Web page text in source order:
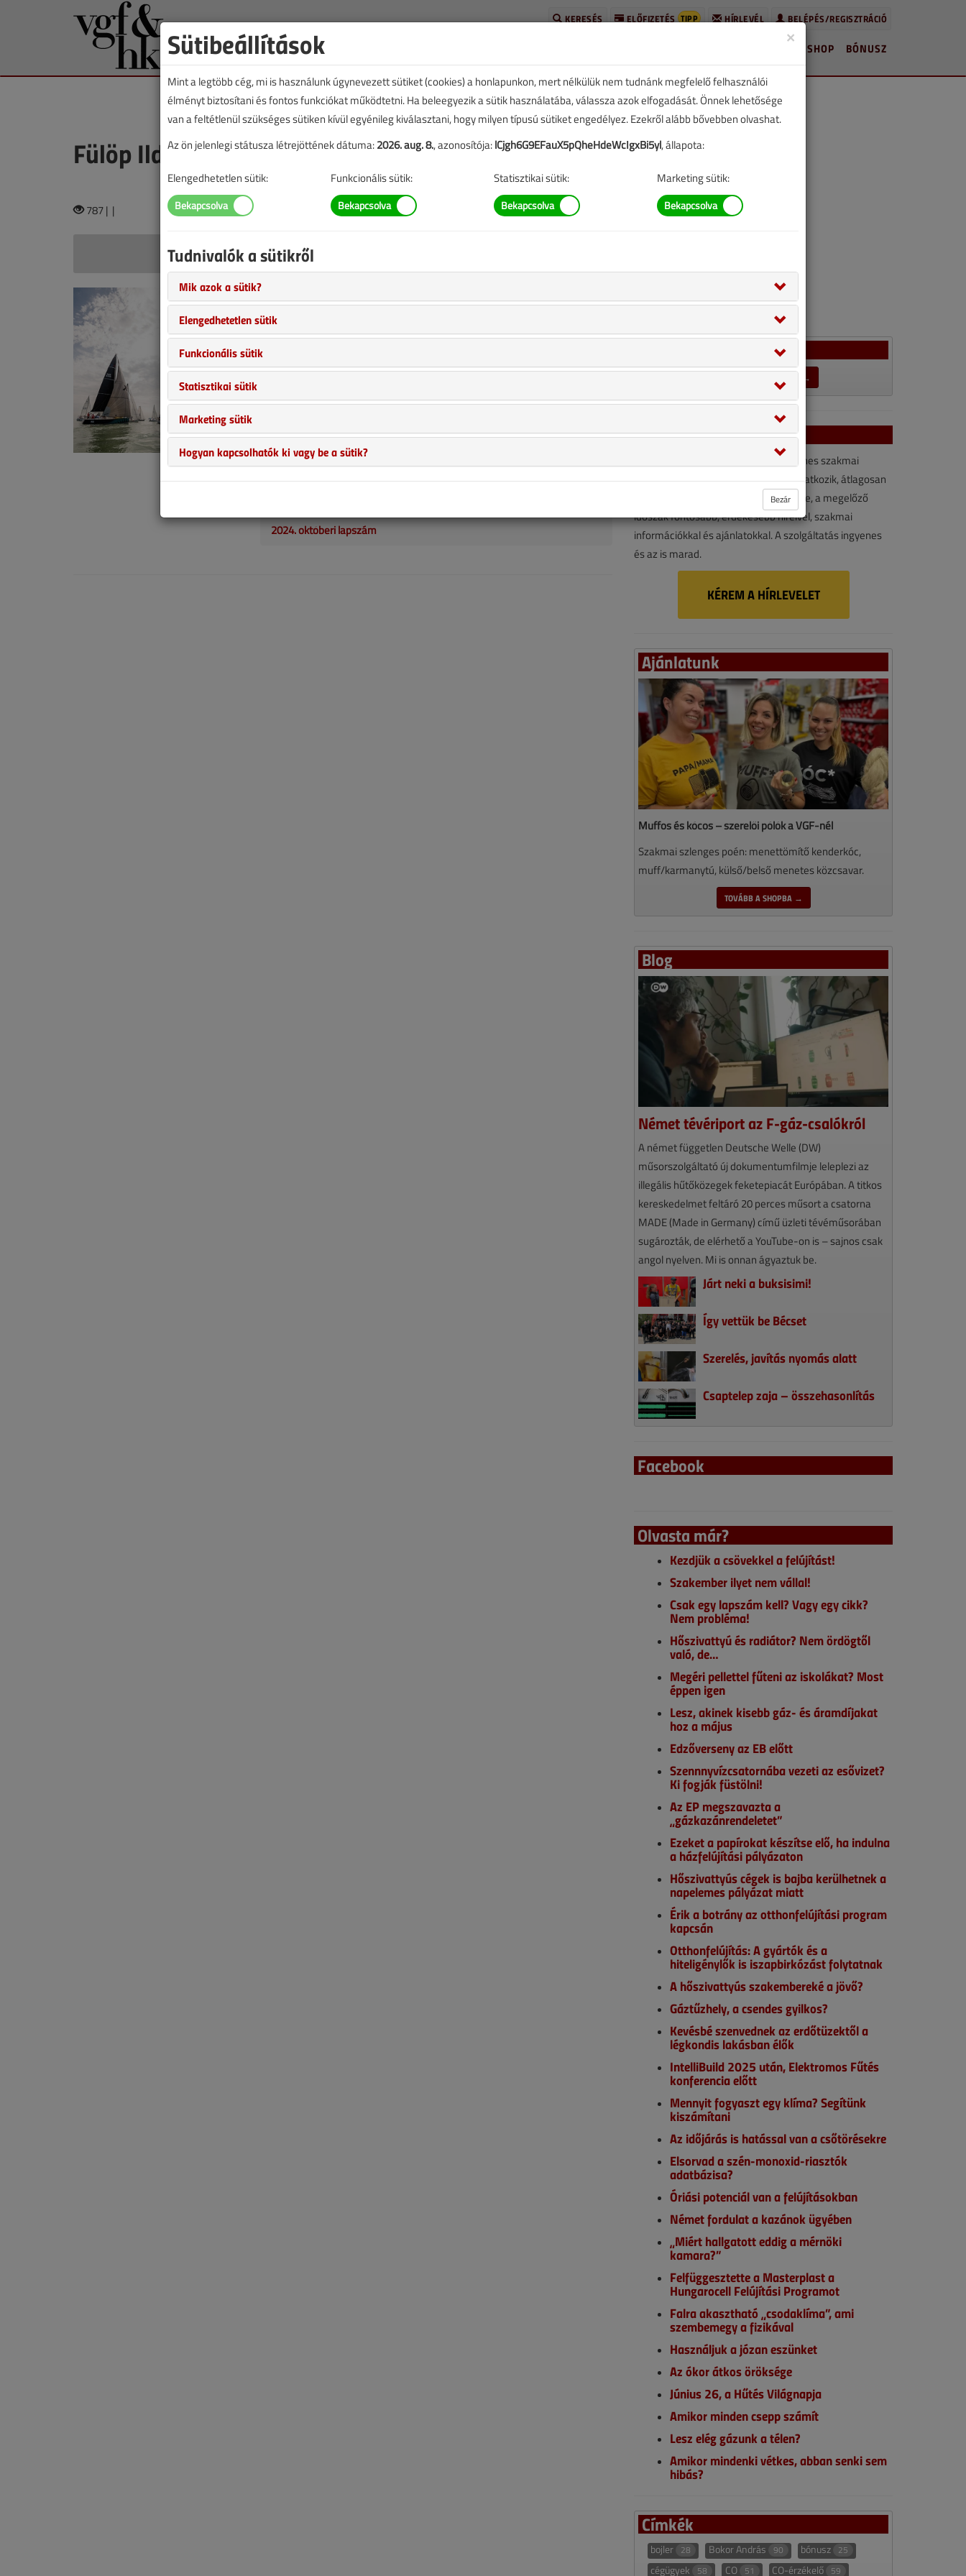
BELÉPÉS/REGISZTRÁCIÓ
HÍRLEVÉL
ELŐFIZETÉS TIPP
KERESÉS
BÓNUSZ
SHOP
Fülöp Ildikó
787 | |
Fülöp Ildikó cikkei
3. Épületgépész Vitorláskupa
A Balaton egyik legszínvonalasabb szakmai regattája
2024. október 1. |
1056
Az idei nyár utolsó hétvégéje különleges élményt nyújtott az épületgépészet
álló impozáns mezőny a 3. Épületgépész Vitorláskupán. Ez a létszám még a
résztvevővel a szakmai regatták között is kiemelkedő. Mindezek alapján
bátran állíthatjuk, hogy a Balaton talán egyik legjobb vitorlásversenyén
vehettünk részt, amelyet az Alsóörs Marina gyönyörű kikötőjében rendeztek
2024. októberi lapszám
LEZÁRULT SZAVAZÁSOK →
VGF&HKL hírlevél
A VGF&HKL hírlevél kényelmes, ingyenes szakmai
hírforrás. Vegye igénybe ön is! Ha feliratkozik, átlagosan
havonta kétszer érkezik e-mail-címére, a megelőző
időszak fontosabb, érdekesebb híreivel, szakmai
információkkal és ajánlatokkal. A szolgáltatás ingyenes
és az is marad.
KÉREM A HÍRLEVELET
Ajánlatunk
Muffos és kócos – szerelői pólók a VGF-nél
Szakmai szlenges poén: menettömítő kenderkóc,
muff/karmanytú, külső/belső menetes közcsavar.
TOVÁBB A SHOPBA →
Blog
Német tévériport az F-gáz-csalókról
A német független Deutsche Welle (DW)
műsorszolgáltató új dokumentumfilmje leleplezi az
illegális hűtőközegek feketepiacát Európában. A titkos
kereskedelmet feltáró 20 perces műsort a csatorna
MADE (Made in Germany) című üzleti tévéműsorában
sugározták, de elérhető a YouTube-on is – sajnos csak
angol nyelven. Mi is onnan ágyaztuk be.
Járt neki a buksisimi!
Így vettük be Bécset
Szerelés, javítás nyomás alatt
Csaptelep zaja – összehasonlítás
Facebook
Olvasta már?
Kezdjük a csövekkel a felújítást!
Szakember ilyet nem vállal!
Csak egy lapszám kell? Vagy egy cikk?
Nem probléma!
Hőszivattyú és radiátor? Nem ördögtől
való, de…
Megéri pellettel fűteni az iskolákat? Most
éppen igen
Lesz, akinek kisebb gáz- és áramdíjakat
hoz a május
Edzőverseny az EB előtt
Szennnyvízcsatornába vezeti az esővizet?
Ki fogják füstölni!
Az EP megszavazta a
„gázkazánrendeletet”
Ezeket a papírokat készítse elő, ha indulna
a házfelújítási pályázaton
Hőszivattyús cégek is bajba kerülhetnek a
napelemes pályázat miatt
Érik a botrány az otthonfelújítási program
kapcsán
Otthonfelújítás: A gyártók és a
hiteligénylők is iszapbirkózást folytatnak
A hőszivattyús szakembereké a jövő?
Gáztűzhely, a csendes gyilkos?
Kevésbé szenvednek az erdőtüzektől a
légkondis lakásban élők
IntelliBuild 2025 után, Elektromos Fűtés
konferencia előtt
Mennyit fogyaszt egy klíma? Segítünk
kiszámítani
Az időjárás is hatással van a csőtörésekre
Elsorvad a szén-monoxid-riasztók
adatbázisa?
Óriási potenciál van a felújításokban
Német fordulat a kazánok ügyében
„Miért hallgatott eddig a mérnöki
kamara?”
Felfüggesztette a Masterplast a
Hungarocell Felújítási Programot
Falra akasztható „csodaklíma”, ami
szembemegy a fizikával
Használjuk a józan eszünket
Az ókor átkos öröksége
Június 26, a Hűtés Világnapja
Amikor minden csepp számít
Lesz elég gázunk a télen?
Amikor mindenki vétkes, abban senki sem
hibás?
Címkék
bojler 28 Bokor András 90 bónusz 25
cégügyek 58 CO 51 CO-érzékelő 59
×
Sütibeállítások
Mint a legtöbb cég, mi is használunk úgynevezett sütiket (cookies) a honlapunkon, mert nélkülük nem tudnánk megfelelő felhasználói
élményt biztosítani és fontos funkciókat működtetni. Ha beleegyezik a sütik használatába, válassza azok elfogadását. Önnek lehetősége
van a feltétlenül szükséges sütiken kívül egyénileg kiválasztani, hogy milyen típusú sütiket engedélyez. Ezekről alább bővebben olvashat.
Az ön jelenlegi státusza létrejöttének dátuma:2026. aug. 8., azonosítója:lCjgh6G9EFauX5pQheHdeWcIgxBi5yl, állapota:
Elengedhetetlen sütik: Funkcionális sütik: Statisztikai sütik: Marketing sütik:
Tudnivalók a sütikről
Mik azok a sütik?
Elengedhetetlen sütik
Funkcionális sütik
Statisztikai sütik
Marketing sütik
Hogyan kapcsolhatók ki vagy be a sütik?
Bezár